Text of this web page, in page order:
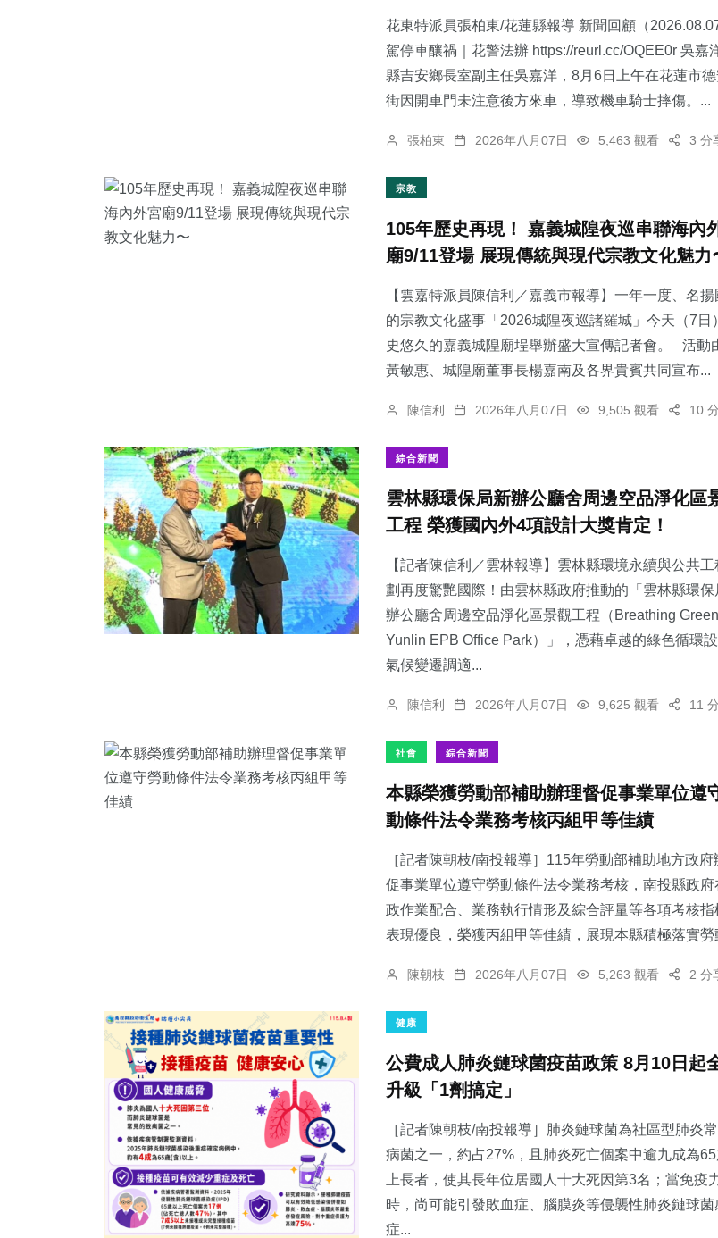
花東特派員張柏東/花蓮縣報導 新聞回顧（
駕停車釀禍｜花警法辦 https://reurl.cc/OQEE0r 吳嘉
縣吉安鄉長室副主任吳嘉洋，8月6日上午在花蓮市德
街因開車門未注意後方來車，導致機車騎士摔傷。...
張柏東 2026年八月07日 5,463 觀看 3 分
宗教
105年歷史再現！ 嘉義城隍夜巡串聯海內
廟9/11登場 展現傳統與現代宗教文化魅力
【雲嘉特派員陳信利／嘉義市報導】一年一度、名揚
的宗教文化盛事「2026城隍夜巡諸羅城」今天（7日
史悠久的嘉義城隍廟埕舉辦盛大宣傳記者會。 活動
黃敏惠、城隍廟董事長楊嘉南及各界貴賓共同宣布...
陳信利 2026年八月07日 9,505 觀看 10
綜合新聞
雲林縣環保局新辦公廳舍周邊空品淨化區
工程 榮獲國內外4項設計大獎肯定！
【記者陳信利／雲林報導】雲林縣環境永續與公共工
劃再度驚艷國際！由雲林縣政府推動的「雲林縣環保
辦公廳舍周邊空品淨化區景觀工程（Breathing
Yunlin EPB Office Park）」，憑藉卓越的綠色循環
氣候變遷調適...
陳信利 2026年八月07日 9,625 觀看 11
社會 綜合新聞
本縣榮獲勞動部補助辦理督促事業單位遵
動條件法令業務考核丙組甲等佳績
［記者陳朝枝/南投報導］115年勞動部補助地方政府
促事業單位遵守勞動條件法令業務考核，南投縣政府
政作業配合、業務執行情形及綜合評量等各項考核指
表現優良，榮獲丙組甲等佳績，展現本縣積極落實勞
陳朝枝 2026年八月07日 5,263 觀看 2 分
健康
公費成人肺炎鏈球菌疫苗政策 8月10日起
升級「1劑搞定」
［記者陳朝枝/南投報導］肺炎鏈球菌為社區型肺炎
病菌之一，約占27%，且肺炎死亡個案中逾九成為65
上長者，使其長年位居國人十大死因第3名；當免疫
時，尚可能引發敗血症、腦膜炎等侵襲性肺炎鏈球菌
症...
22+
32+ 70+
91+
健康